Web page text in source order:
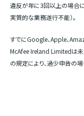
違反が年に3回以上の場合
実質的な業務遂行不能）。
すでにGoogle、Apple、
McAfee Ireland Limitedは未
の規定により、過少申告の